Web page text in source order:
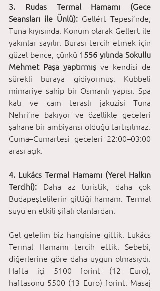
3. Rudas Termal Hamamı (Gece
Seansları ile Ünlü): Gellért Tepesi’nde,
Tuna kıyısında. Konum olarak Gellert ile
yakınlar sayılır. Burası tercih etmek için
güzel bence, çünkü 1556 yılında Sokullu
Mehmet Paşa yaptırmış ve kendisi de
sürekli buraya gidiyormuş. Kubbeli
mimariye sahip bir Osmanlı yapısı. Spa
katı ve cam teraslı jakuzisi Tuna
Nehri’ne bakıyor ve özellikle geceleri
şahane bir ambiyansı olduğu tartışılmaz.
Cuma–Cumartesi geceleri 22:00–03:00
arası açık.
4. Lukács Termal Hamamı (Yerel Halkın
Tercihi): Daha az turistik, daha çok
Budapeştelilerin gittiği hamam. Termal
suyu en etkili şifalı olanlardan.
Gel gelelim biz hangisine gittik. Lukács
Termal Hamamı tercih ettik. Sebebi,
diğerlerine göre daha uygun olmasıydı.
Hafta içi 5100 forint (12 Euro),
haftasonu 5500 (13 Euro) forint. Masaj